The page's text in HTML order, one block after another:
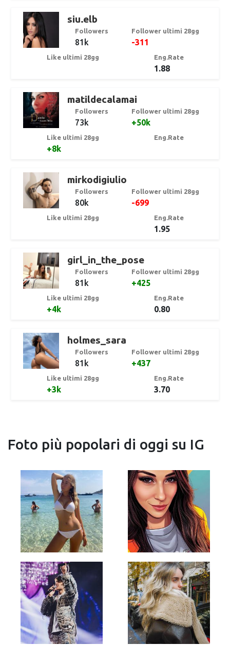
siu.elb
Followers
81k
Follower ultimi 28gg
-311
Like ultimi 28gg Eng.Rate
1.88
matildecalamai
Followers
73k
Follower ultimi 28gg
+50k
Like ultimi 28gg
+8k
Eng.Rate
mirkodigiulio
Followers
80k
Follower ultimi 28gg
-699
Like ultimi 28gg Eng.Rate
1.95
girl_in_the_pose
Followers
81k
Follower ultimi 28gg
+425
Like ultimi 28gg
+4k
Eng.Rate
0.80
holmes_sara
Followers
81k
Follower ultimi 28gg
+437
Like ultimi 28gg
+3k
Eng.Rate
3.70
Foto più popolari di oggi su IG